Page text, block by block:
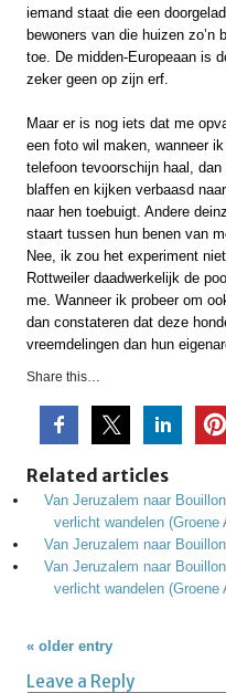
iemand staat die een
bewoners van die huizen zo’n
toe. De midden-Europeaan is
zeker geen op zijn erf.
Maar er is nog iets dat me
een foto wil maken, wanneer
telefoon tevoorschijn haal,
blaffen en kijken verbaasd
naar hen toebuigt. Andere
staart tussen hun benen van
Nee, ik zou het experiment
Rottweiler daadwerkelijk de
me. Wanneer ik probeer om
dan constateren dat deze
vreemdelingen dan hun
Share this…
Related articles
Van Jeruzalem naar
verlicht wandelen (Groene
Van Jeruzalem naar
Van Jeruzalem naar
verlicht wandelen (Groene
« older entry
Leave a Reply